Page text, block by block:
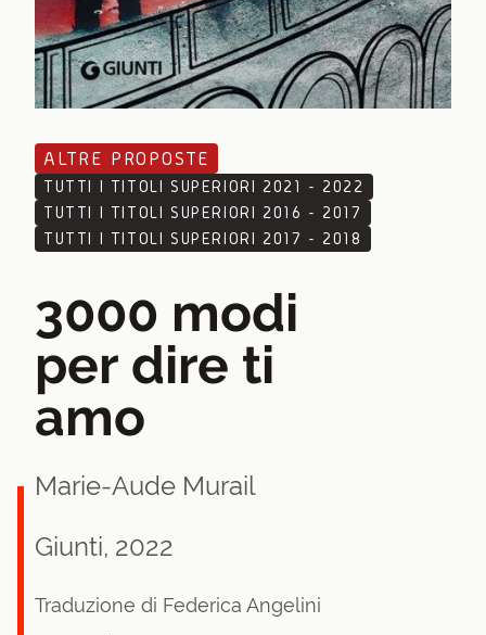
ALTRE PROPOSTE
TUTTI I TITOLI SUPERIORI 2021 - 2022
TUTTI I TITOLI SUPERIORI 2016 - 2017
TUTTI I TITOLI SUPERIORI 2017 - 2018
3000 modi
per dire ti
amo
Marie-Aude Murail
Giunti, 2022
Traduzione di Federica Angelini